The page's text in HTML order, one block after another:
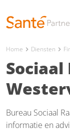
Home chevron_right Diensten chevron_right
Sociaal
Bureau Sociaal
informatie en